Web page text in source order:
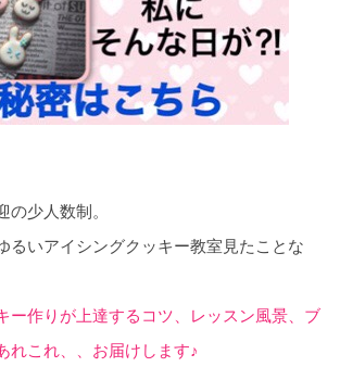
の少人数制。
るいアイシングクッキー教室見たことな
ー作りが上達するコツ、レッスン風景、ブ
れこれ、、お届けします♪